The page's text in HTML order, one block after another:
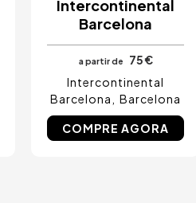
Intercontinental
Barcelona
a partir de
75 €
Intercontinental
Barcelona
Barcelona
COMPRE AGORA